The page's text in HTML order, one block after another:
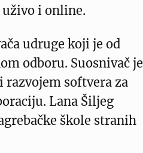
i online.
udruge koji je od
odboru. Suosnivač je
softvera za
Lana Šiljeg
škole stranih